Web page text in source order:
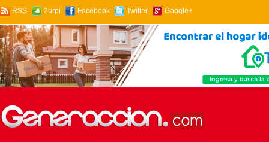
RSS 2urpi Facebook Twitter Google+